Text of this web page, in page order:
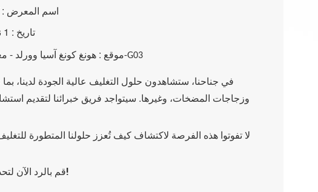
اسم المعرض
تاريخ : 1 نوفمبر
موقع : هونغ كونغ آسيا وورلد - رقم 11-G03
في جناحنا، ستشاهدون حلول التغليف عالية الجودة لدينا،
وزجاجات المضخات، وغيرها. سيتواجد فريق خبرائنا لتقديم
لا تفوتوا هذه الفرصة لاكتشاف كيف تُعزز حلولنا المتطورة
قم بالرد الآنلتحديد موعد اجتماع مع فريقنا، ولنستكشف إمكانيات جديدة معًا!